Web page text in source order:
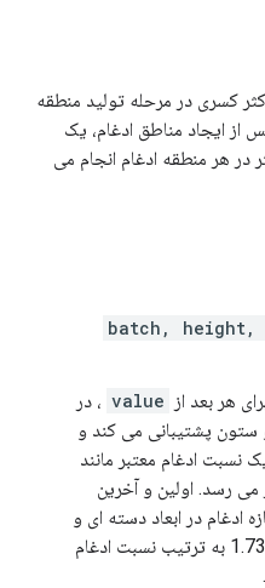
کسری در مرحله تولید منطقه
از ایجاد مناطق ادغام، یک
در هر منطقه ادغام انجام می
[batch, height,
value ، در
پشتیبانی می کند و
یک نسبت ادغام معتبر مانند
1.0] به نظر می رسد. اولین و آخرین
ما اجازه ادغام در ابعاد دسته ای و
کانال ها را نمی دهیم. 1.44 و 1.73 به ترتیب نسبت ادغام